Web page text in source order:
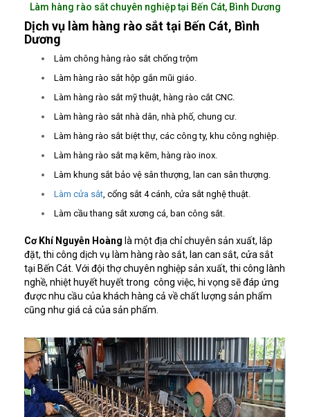
Làm hàng rào sắt chuyên nghiệp tại Bến Cát, Bình Dương
Dịch vụ làm hàng rào sắt tại Bến Cát, Bình
Dương
Làm chông hàng rào sắt chống trộm
Làm hàng rào sắt hộp gắn mũi giáo.
Làm hàng rào sắt mỹ thuật, hàng rào cắt CNC.
Làm hàng rào sắt nhà dân, nhà phố, chung cư.
Làm hàng rào sắt biệt thự, các công ty, khu công nghiệp.
Làm hàng rào sắt mạ kẽm, hàng rào inox.
Làm khung sắt bảo vệ sân thượng, lan can sân thượng.
Làm cửa sắt, cổng sắt 4 cánh, cửa sắt nghệ thuật.
Làm cầu thang sắt xương cá, ban công sắt.
Cơ Khí Nguyễn Hoàng là một địa chỉ chuyên sản xuất, lắp
đặt, thi công dịch vụ làm hàng rào sắt, lan can sắt, cửa sắt
tại Bến Cát. Với đội thợ chuyên nghiệp sản xuất, thi công lành
nghề, nhiệt huyết huyết trong công việc, hi vọng sẽ đáp ứng
được nhu cầu của khách hàng cả về chất lượng sản phẩm
cũng như giá cả của sản phẩm.